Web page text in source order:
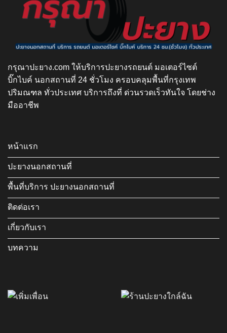
กรุณาปะยาง.com ให้บริการปะยางรถยนต์ มอเตอร์ไซต์
บิ๊กไบค์ นอกสถานที่ 24 ชั่วโมง ครอบคลุมพื้นที่กรุงเทพ
ปริมณฑล ทั่วประเทศ บริการถึงที่ ด่วนรวดเร็วทันใจ โดยช่าง
มืออาชีพ
หน้าแรก
ปะยางนอกสถานที่
พื้นที่บริการ ปะยางนอกสถานที่
ติดต่อเรา
เกี่ยวกับเรา
บทความ